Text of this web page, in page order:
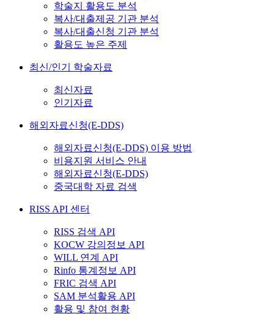
학술지 활용도 분석
복사/대출제공 기관 분석
복사/대출신청 기관 분석
활용도 높은 주제
최신/인기 학술자료
최신자료
인기자료
해외자료신청(E-DDS)
해외자료신청(E-DDS) 이용 방법
비용지원 서비스 안내
해외자료신청(E-DDS)
중국대학 자료 검색
RISS API 센터
RISS 검색 API
KOCW 강의정보 API
WILL 연계 API
Rinfo 통계정보 API
FRIC 검색 API
SAM 분석활용 API
활용 및 참여 현황